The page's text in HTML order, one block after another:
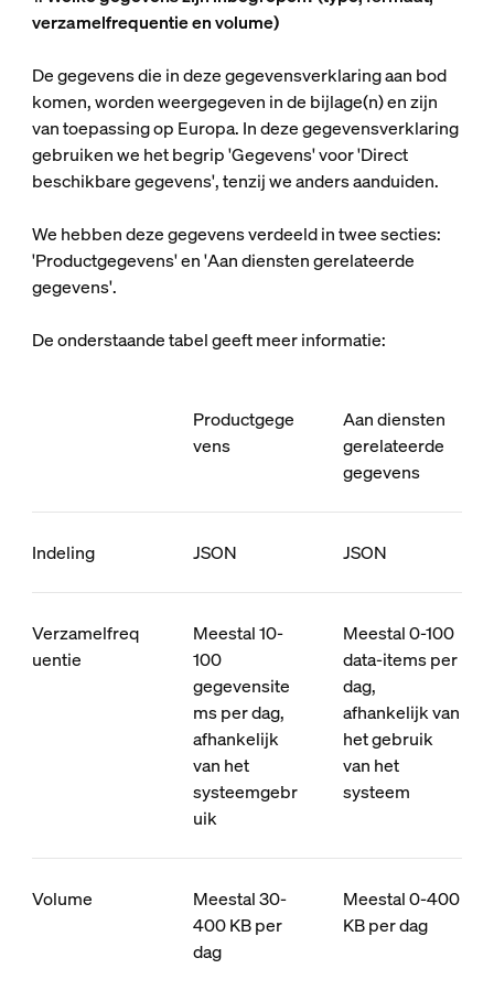
verzamelfrequentie en volume)
De gegevens die in deze gegevensverklaring aan bod
komen, worden weergegeven in de bijlage(n) en zijn
van toepassing op Europa. In deze gegevensverklaring
gebruiken we het begrip 'Gegevens' voor 'Direct
beschikbare gegevens', tenzij we anders aanduiden.
We hebben deze gegevens verdeeld in twee secties:
'Productgegevens' en 'Aan diensten gerelateerde
gegevens'.
De onderstaande tabel geeft meer informatie:
Productgege
vens
Aan diensten
gerelateerde
gegevens
Indeling JSON JSON
Verzamelfreq
uentie
Meestal 10-
100
gegevensite
ms per dag,
afhankelijk
van het
systeemgebr
uik
Meestal 0-100
data-items per
dag,
afhankelijk van
het gebruik
van het
systeem
Volume
Meestal 30-
400 KB per
dag
Meestal 0-400
KB per dag